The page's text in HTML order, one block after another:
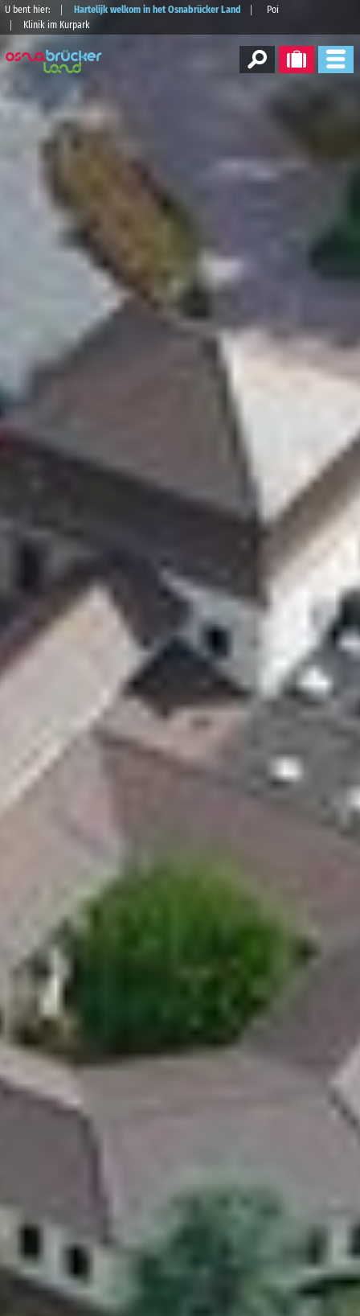
U bent hier: Hartelijk welkom in het Osnabrücker Land
Poi
Klinik im Kurpark